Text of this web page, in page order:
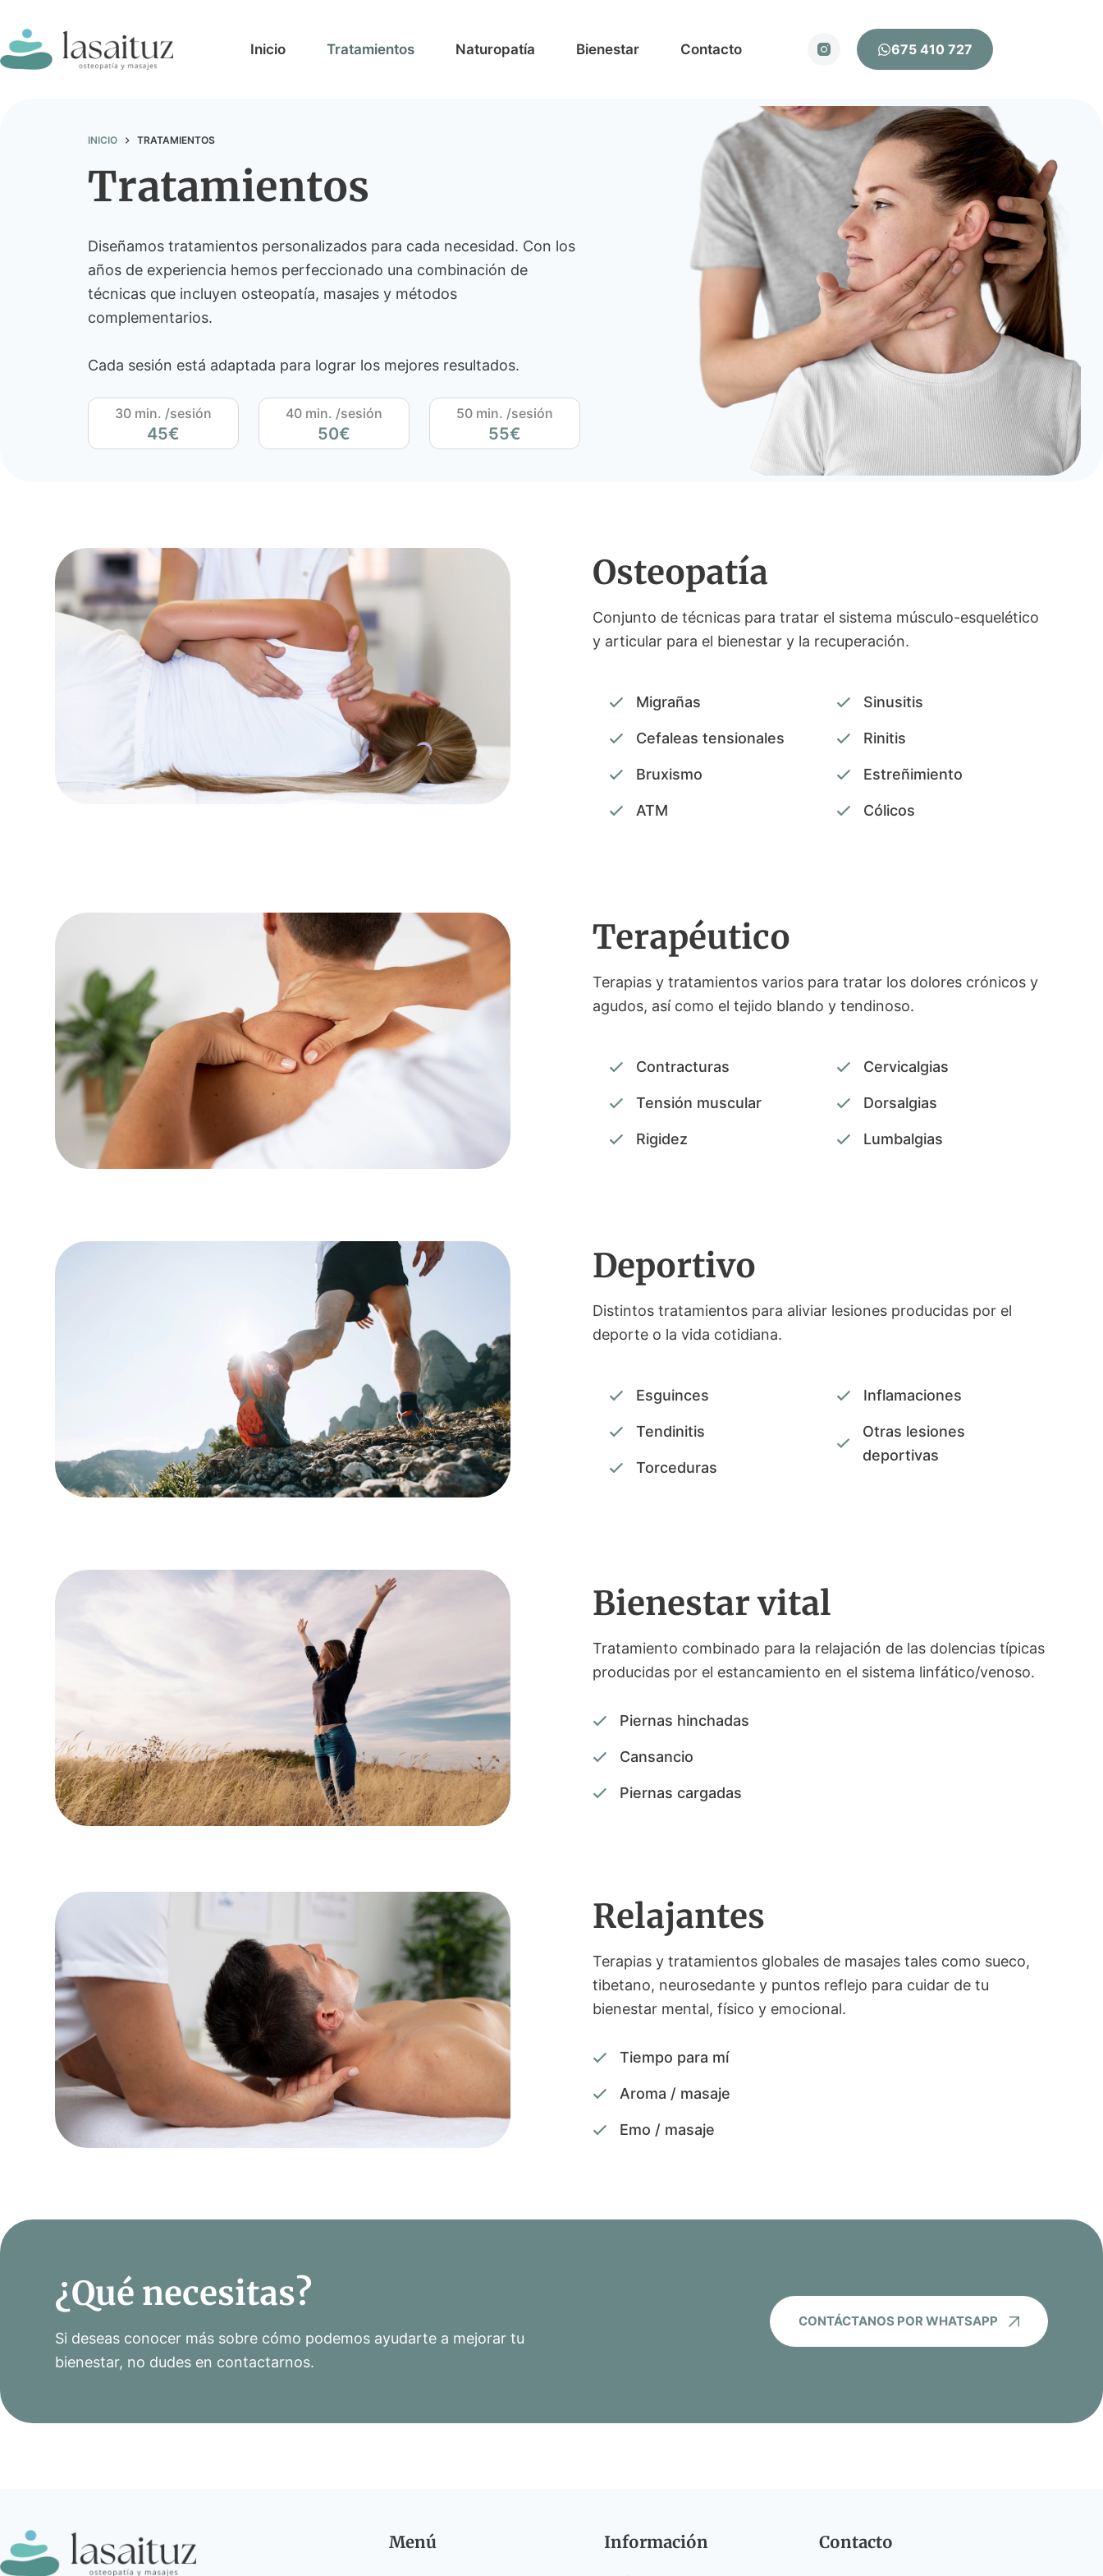
contenido
Inicio Tratamientos Naturopatía Bienestar Contacto 675 410 727
INICIO TRATAMIENTOS
Tratamientos
Diseñamos tratamientos personalizados para cada necesidad. Con los
años de experiencia hemos perfeccionado una combinación de
técnicas que incluyen osteopatía, masajes y métodos
complementarios.
Cada sesión está adaptada para lograr los mejores resultados.
30 min. /sesión
45€
40 min. /sesión
50€
50 min. /sesión
55€
Osteopatía
Conjunto de técnicas para tratar el sistema músculo-esquelético
y articular para el bienestar y la recuperación.
Migrañas
Cefaleas tensionales
Bruxismo
ATM
Sinusitis
Rinitis
Estreñimiento
Cólicos
Terapéutico
Terapias y tratamientos varios para tratar los dolores crónicos y
agudos, así como el tejido blando y tendinoso.
Contracturas
Tensión muscular
Rigidez
Cervicalgias
Dorsalgias
Lumbalgias
Deportivo
Distintos tratamientos para aliviar lesiones producidas por el
deporte o la vida cotidiana.
Esguinces
Tendinitis
Torceduras
Inflamaciones
Otras lesiones
deportivas
Bienestar vital
Tratamiento combinado para la relajación de las dolencias típicas
producidas por el estancamiento en el sistema linfático/venoso.
Piernas hinchadas
Cansancio
Piernas cargadas
Relajantes
Terapias y tratamientos globales de masajes tales como sueco,
tibetano, neurosedante y puntos reflejo para cuidar de tu
bienestar mental, físico y emocional.
Tiempo para mí
Aroma / masaje
Emo / masaje
¿Qué necesitas?
Si deseas conocer más sobre cómo podemos ayudarte a mejorar tu
bienestar, no dudes en contactarnos.
CONTÁCTANOS POR WHATSAPP
Menú Información Contacto